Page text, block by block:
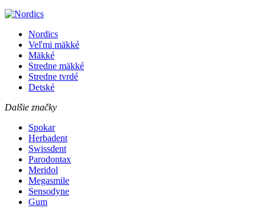
Nordics
Veľmi mäkké
Mäkké
Stredne mäkké
Stredne tvrdé
Detské
Dalšie značky
Spokar
Herbadent
Swissdent
Parodontax
Meridol
Megasmile
Sensodyne
Gum